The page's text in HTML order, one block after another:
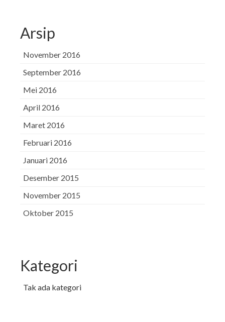
Arsip
November 2016
September 2016
Mei 2016
April 2016
Maret 2016
Februari 2016
Januari 2016
Desember 2015
November 2015
Oktober 2015
Kategori
Tak ada kategori